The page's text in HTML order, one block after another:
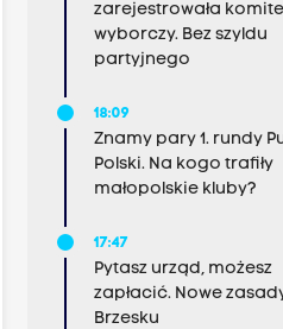
zarejestrowała
wyborczy. Bez szyldu
partyjnego
18:09
Znamy pary 1. rundy
Polski. Na kogo trafiły
małopolskie kluby?
17:47
Pytasz urząd, możesz
zapłacić. Nowe
Brzesku